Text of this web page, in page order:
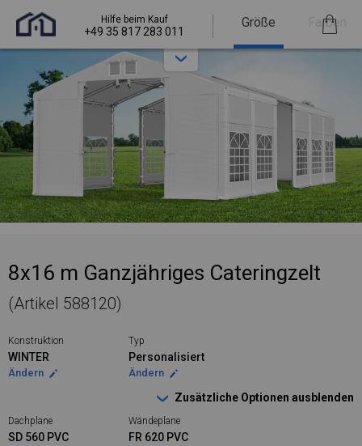
Hilfe beim Kauf
+49 35 817 283 011
Größe Farben
8x16 m Ganzjähriges Cateringzelt
(Artikel 588120)
Konstruktion
WINTER
Ändern
Typ
Personalisiert
Ändern
Zusätzliche Optionen ausblenden
Dachplane
SD 560 PVC
Wändeplane
FR 620 PVC